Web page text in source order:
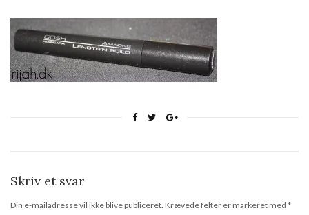
Skriv et svar
Din e-mailadresse vil ikke blive publiceret. Krævede felter er markeret med *